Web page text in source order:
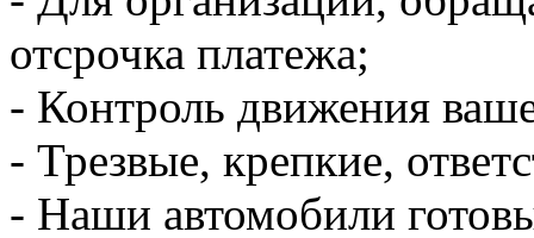
отсрочка платежа;
- Контроль движения
- Трезвые, крепкие,
- Наши автомобили